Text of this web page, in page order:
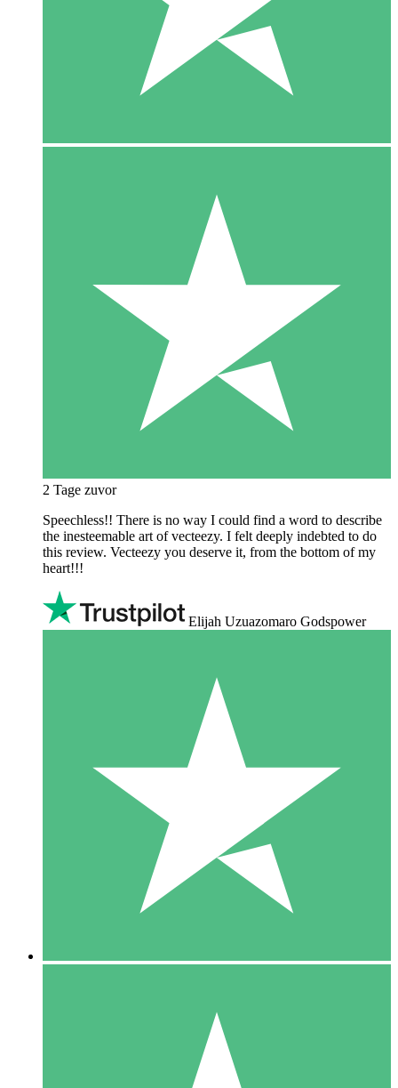
2 Tage zuvor
Speechless!! There is no way I could find a word to describe
the inesteemable art of vecteezy. I felt deeply indebted to do
this review. Vecteezy you deserve it, from the bottom of my
heart!!!
Elijah Uzuazomaro Godspower